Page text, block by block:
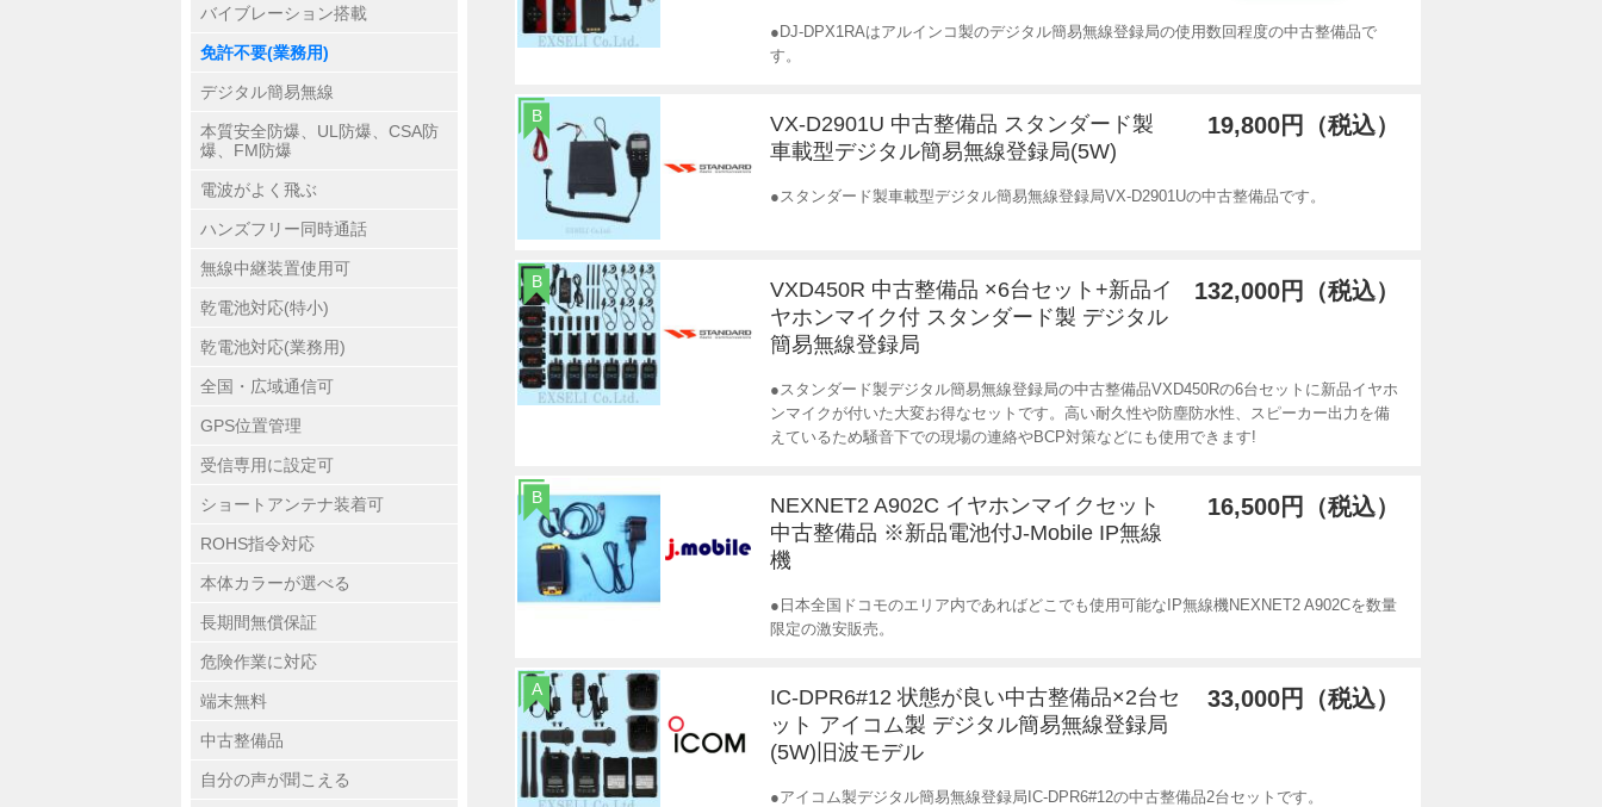
●DJ-DPX1RAはアルインコ製のデジタル簡易無線登録局の使用数回程度の中古整備品で
す。
VX-D2901U 中古整備品 スタンダード製
車載型デジタル簡易無線登録局(5W)
19,800円（税込）
●スタンダード製車載型デジタル簡易無線登録局VX-D2901Uの中古整備品です。
B
VXD450R 中古整備品 ×6台セット+新品イ
ヤホンマイク付 スタンダード製 デジタル
簡易無線登録局
132,000円（税込）
●スタンダード製デジタル簡易無線登録局の中古整備品VXD450Rの6台セットに新品イヤホ
ンマイクが付いた大変お得なセットです。高い耐久性や防塵防水性、スピーカー出力を備
えているため騒音下での現場の連絡やBCP対策などにも使用できます!
B
NEXNET2 A902C イヤホンマイクセット
中古整備品 ※新品電池付J-Mobile IP無線
機
16,500円（税込）
●日本全国ドコモのエリア内であればどこでも使用可能なIP無線機NEXNET2 A902Cを数量
限定の激安販売。
B
IC-DPR6#12 状態が良い中古整備品×2台セ
ット アイコム製 デジタル簡易無線登録局
(5W)旧波モデル
33,000円（税込）
●アイコム製デジタル簡易無線登録局IC-DPR6#12の中古整備品2台セットです。
A
バイブレーション搭載
免許不要(業務用)
デジタル簡易無線
本質安全防爆、UL防爆、CSA防
爆、FM防爆
電波がよく飛ぶ
ハンズフリー同時通話
無線中継装置使用可
乾電池対応(特小)
乾電池対応(業務用)
全国・広域通信可
GPS位置管理
受信専用に設定可
ショートアンテナ装着可
ROHS指令対応
本体カラーが選べる
長期間無償保証
危険作業に対応
端末無料
中古整備品
自分の声が聞こえる